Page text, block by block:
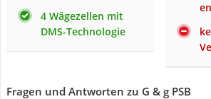
4 Wägezellen mit
DMS-Technologie
Fragen und Antworten zu G & g PSB